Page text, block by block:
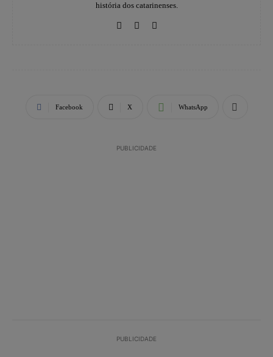
história dos catarinenses.
Facebook X WhatsApp
PUBLICIDADE
PUBLICIDADE